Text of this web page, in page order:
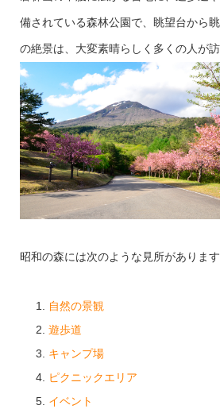
備されている森林公園で、眺望台から
の絶景は、大変素晴らしく多くの人が訪
昭和の森には次のような見所があります
自然の景観
遊歩道
キャンプ場
ピクニックエリア
イベント